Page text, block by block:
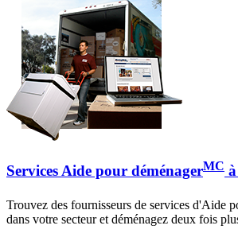
Services Aide pour déménagerMC
Trouvez des fournisseurs de services d'Aide
dans votre secteur et déménagez deux fois